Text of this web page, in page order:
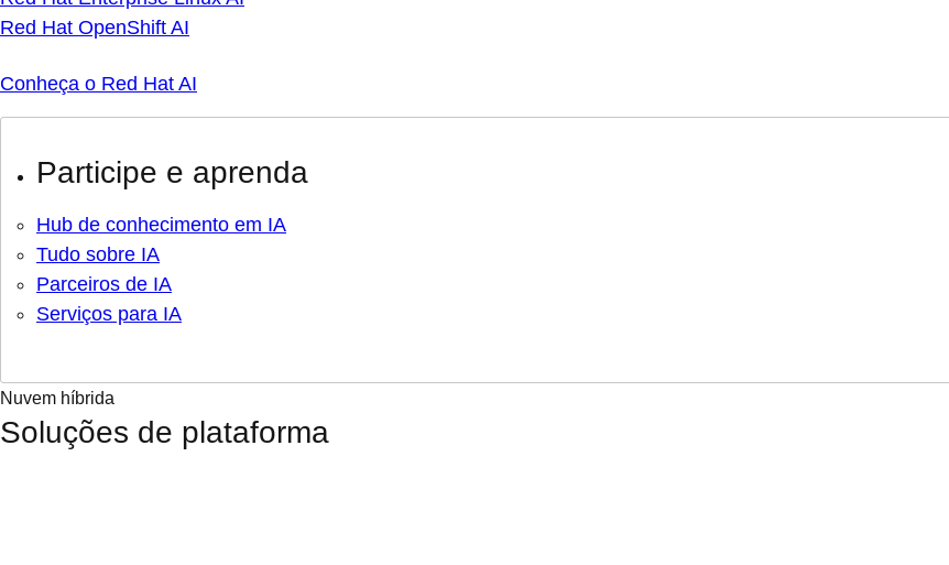
Red Hat OpenShift AI
Conheça o Red Hat AI
Participe e aprenda
Hub de conhecimento em IA
Tudo sobre IA
Parceiros de IA
Serviços para IA
Nuvem híbrida
Soluções de plataforma